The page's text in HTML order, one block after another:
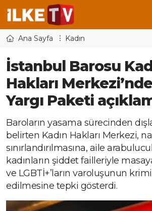
Ana Sayfa Kadın
İstanbul Barosu
Hakları
Yargı Paketi
Baroların yasama sürecinden
belirten Kadın Hakları Merkezi,
sınırlandırılmasına, aile
kadınların şiddet failleriyle
ve LGBTİ+’ların varoluşunun
edilmesine tepki gösterdi.